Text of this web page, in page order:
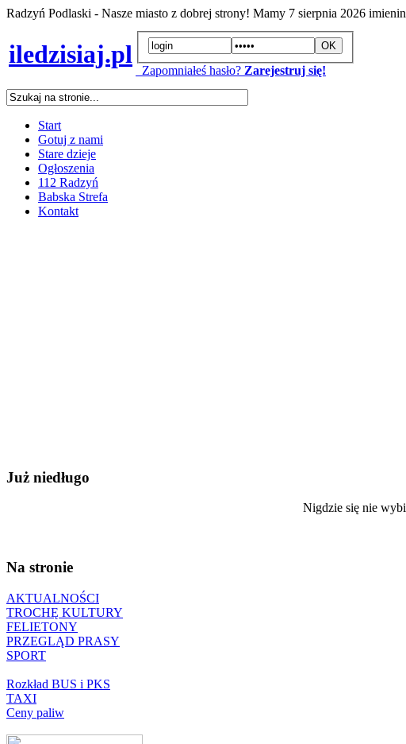
Radzyń Podlaski - Nasze miasto z dobrej strony! Mamy 7 sierpnia 2026
iledzisiaj.pl
Zapomniałeś hasło? Zarejestruj się!
Start
Gotuj z nami
Stare dzieje
Ogłoszenia
112 Radzyń
Babska Strefa
Kontakt
Już niedługo
Nigdzie się nie
Na stronie
AKTUALNOŚCI
TROCHĘ KULTURY
FELIETONY
PRZEGLĄD PRASY
SPORT
Rozkład BUS i PKS
TAXI
Ceny paliw